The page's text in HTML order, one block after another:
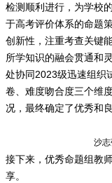
检测顺利进行，为学校
于高考评价体系的命题
创新性，注重考查关键
所学知识的融会贯通和
处协同2023级迅速组织
卷、难度吻合度三个维
况，最终确定了优秀和
沙
接下来，优秀命题组教
享。